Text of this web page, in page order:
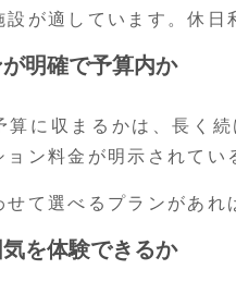
設が適しています。休
明確で予算内か
算に収まるかは、長く
ン料金が明示されてい
せて選べるプランがあれ
を体験できるか